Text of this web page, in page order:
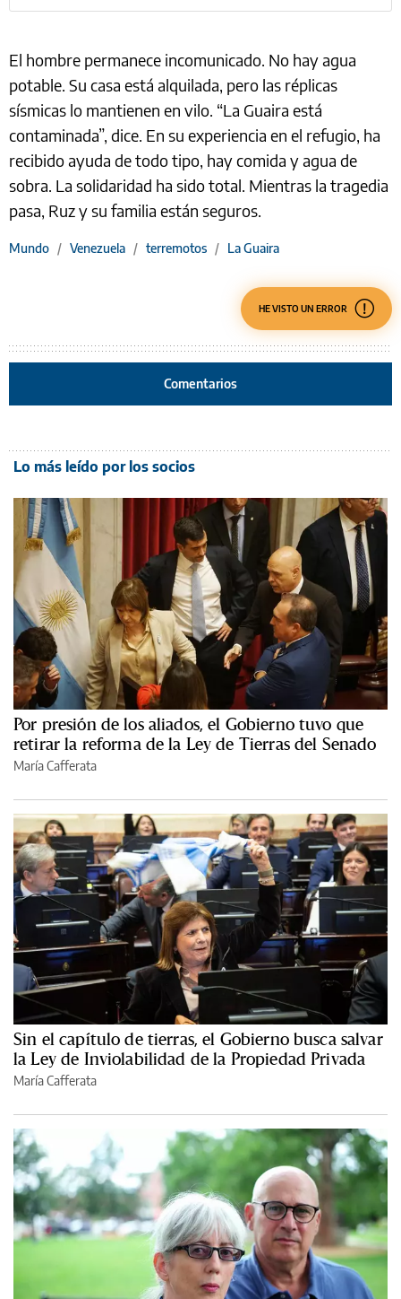
El hombre permanece incomunicado. No hay agua
potable. Su casa está alquilada, pero las réplicas
sísmicas lo mantienen en vilo. “La Guaira está
contaminada”, dice. En su experiencia en el refugio, ha
recibido ayuda de todo tipo, hay comida y agua de
sobra. La solidaridad ha sido total. Mientras la tragedia
pasa, Ruz y su familia están seguros.
Mundo / Venezuela / terremotos / La Guaira
HE VISTO UN ERROR
Comentarios
Lo más leído por los socios
Por presión de los aliados, el Gobierno tuvo que
retirar la reforma de la Ley de Tierras del Senado
María Cafferata
Sin el capítulo de tierras, el Gobierno busca salvar
la Ley de Inviolabilidad de la Propiedad Privada
María Cafferata